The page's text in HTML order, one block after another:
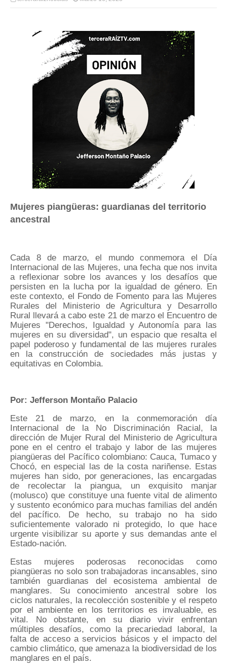
Mujeres piangüeras: guardianas del territorio
ancestral
Cada 8 de marzo, el mundo conmemora el Día
Internacional de las Mujeres, una fecha que nos invita
a reflexionar sobre los avances y los desafíos que
persisten en la lucha por la igualdad de género. En
este contexto, el Fondo de Fomento para las Mujeres
Rurales del Ministerio de Agricultura y Desarrollo
Rural llevará a cabo este 21 de marzo el Encuentro de
Mujeres "Derechos, Igualdad y Autonomía para las
mujeres en su diversidad", un espacio que resalta el
papel poderoso y fundamental de las mujeres rurales
en la construcción de sociedades más justas y
equitativas en Colombia.
Por: Jefferson Montaño Palacio
Este 21 de marzo, en la conmemoración día
Internacional de la No Discriminación Racial, la
dirección de Mujer Rural del Ministerio de Agricultura
pone en el centro el trabajo y labor de las mujeres
piangüeras del Pacífico colombiano: Cauca, Tumaco y
Chocó, en especial las de la costa nariñense. Estas
mujeres han sido, por generaciones, las encargadas
de recolectar la piangua, un exquisito manjar
(molusco) que constituye una fuente vital de alimento
y sustento económico para muchas familias del andén
del pacífico. De hecho, su trabajo no ha sido
suficientemente valorado ni protegido, lo que hace
urgente visibilizar su aporte y sus demandas ante el
Estado-nación.
Estas mujeres poderosas reconocidas como
piangüeras no solo son trabajadoras incansables, sino
también guardianas del ecosistema ambiental de
manglares. Su conocimiento ancestral sobre los
ciclos naturales, la recolección sostenible y el respeto
por el ambiente en los territorios es invaluable, es
vital. No obstante, en su diario vivir enfrentan
múltiples desafíos, como la precariedad laboral, la
falta de acceso a servicios básicos y el impacto del
cambio climático, que amenaza la biodiversidad de los
manglares en el país.